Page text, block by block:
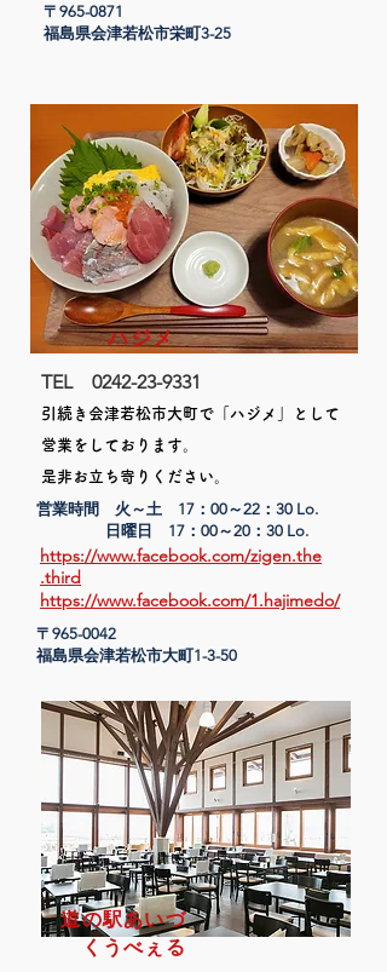
〒965-0871
​福島県会津若松市栄町3-25
​ハジメ
TEL0242-23-9331
引続き会津若松市大町で「ハジメ」として
営業をしております。
是非お立ち寄りください。
営業時間 火～土 17：00～22：30 Lo.
日曜日 17：00～20：30 Lo.
https://www.facebook.com/zigen.the
.third
https://www.facebook.com/1.hajimedo/
〒965-0042
​福島県会津若松市大町1-3-50
道の駅あいづ
くうべぇる